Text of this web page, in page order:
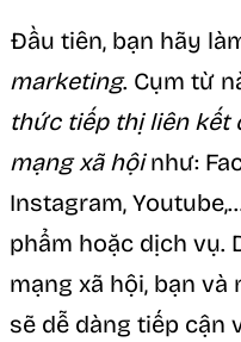
Đầu tiên, bạn hãy
marketing. Cụm từ
thức tiếp thị liên kết
mạng xã hộinhư:
Instagram,
phẩm hoặc dịch vụ.
mạng xã hội, bạn
sẽ dễ dàng tiếp cận